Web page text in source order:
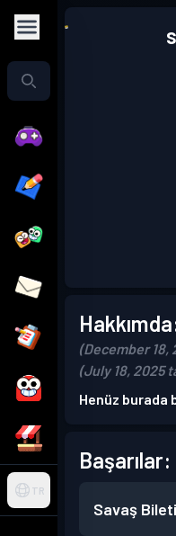
TR
(December 18,
(July 18, 2025
Henüz burada
Başarılar:
Savaş Bileti